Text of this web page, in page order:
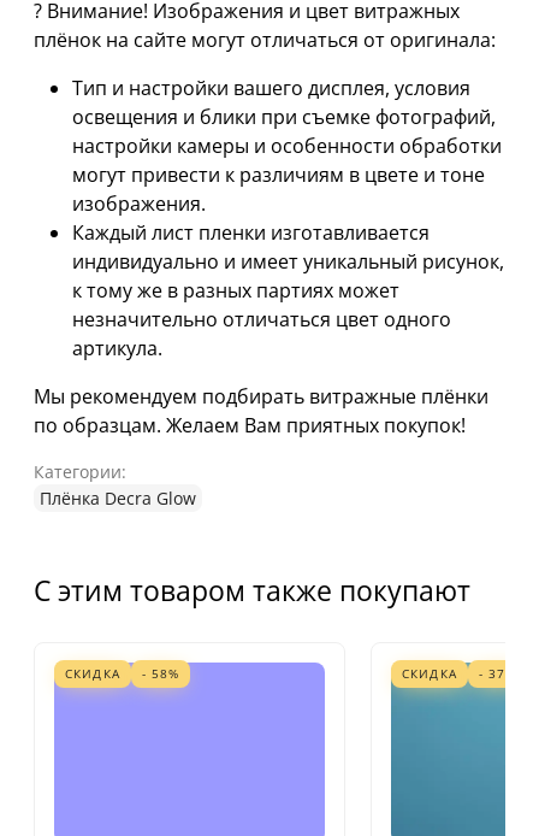
? Внимание! Изображения и цвет витражных
плёнок на сайте могут отличаться от оригинала:
Тип и настройки вашего дисплея, условия
освещения и блики при съемке фотографий,
настройки камеры и особенности обработки
могут привести к различиям в цвете и тоне
изображения.
Каждый лист пленки изготавливается
индивидуально и имеет уникальный рисунок,
к тому же в разных партиях может
незначительно отличаться цвет одного
артикула.
Мы рекомендуем подбирать витражные плёнки
по образцам. Желаем Вам приятных покупок!
Категории:
Плёнка Decra Glow
С этим товаром также покупают
СКИДКА - 58% СКИДКА - 37%